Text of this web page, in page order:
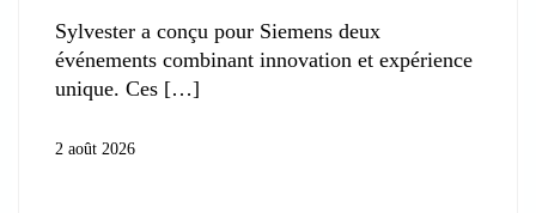
Sylvester a conçu pour Siemens deux
événements combinant innovation et expérience
unique. Ces
2 août 2026